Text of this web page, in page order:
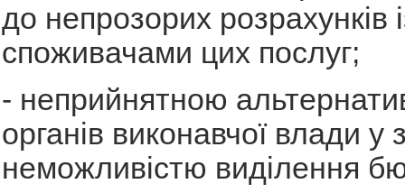
до непрозорих розрахунків
споживачами цих послуг;
- неприйнятною
органів виконавчої влади у
неможливістю виділення